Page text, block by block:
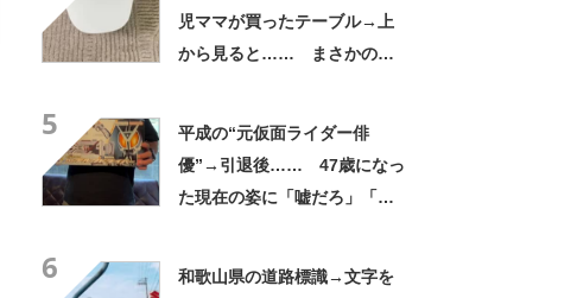
児ママが買ったテーブル→上
から見ると…… まさかの光
5
平成の“元仮面ライダー俳
優”→引退後…… 47歳になっ
た現在の姿に「嘘だろ」「声
6
和歌山県の道路標識→文字を